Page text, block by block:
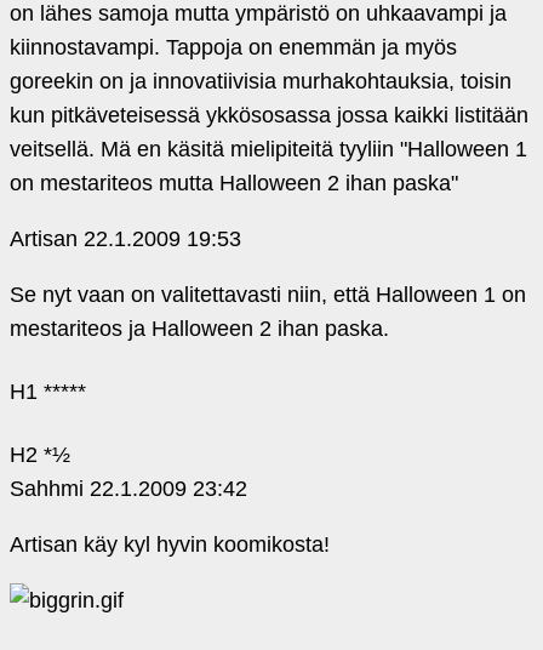
on lähes samoja mutta ympäristö on uhkaavampi ja
kiinnostavampi. Tappoja on enemmän ja myös
goreekin on ja innovatiivisia murhakohtauksia, toisin
kun pitkäveteisessä ykkösosassa jossa kaikki listitään
veitsellä. Mä en käsitä mielipiteitä tyyliin "Halloween 1
on mestariteos mutta Halloween 2 ihan paska"
Artisan 22.1.2009 19:53
Se nyt vaan on valitettavasti niin, että Halloween 1 on
mestariteos ja Halloween 2 ihan paska.
H1 *****
H2 *½
Sahhmi 22.1.2009 23:42
Artisan käy kyl hyvin koomikosta!